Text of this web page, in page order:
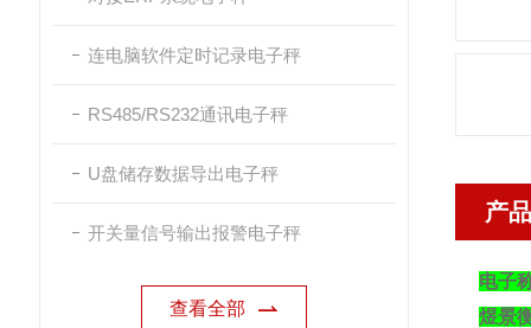
连电脑软件定时记录电子秤
RS485/RS232通讯电子秤
U盘储存数据导出电子秤
开关量信号输出报警电子秤
查看全部
产
电子
煜景